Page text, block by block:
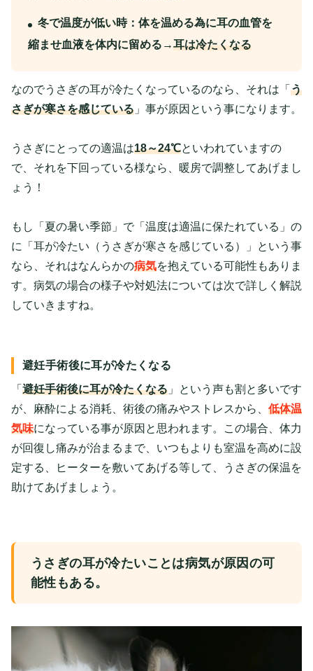
冬で温度が低い時：体を温める為に耳の血管を
縮ませ血液を体内に留める→耳は冷たくなる
なのでうさぎの耳が冷たくなっているのなら、それは「 う
さぎが寒さを感じている 」事が原因という事になります。
うさぎにとっての適温は18～24℃といわれていますの
で、それを下回っている様なら、暖房で調整してあげまし
ょう！
もし「夏の暑い季節」で「温度は適温に保たれている」の
に「耳が冷たい（うさぎが寒さを感じている）」という事
なら、それはなんらかの病気を抱えている可能性もありま
す。病気の場合の様子や対処法については次で詳しく解説
していきますね。
避妊手術後に耳が冷たくなる
「 避妊手術後に耳が冷たくなる 」という声も割と多いです
が、麻酔による消耗、術後の痛みやストレスから、 低体温
気味になっている事が原因と思われます。この場合、体力
が回復し痛みが治まるまで、いつもよりも室温を高めに設
定する、ヒーターを敷いてあげる等して、うさぎの保温を
助けてあげましょう。
うさぎの耳が冷たいことは病気が原因の可
能性もある。